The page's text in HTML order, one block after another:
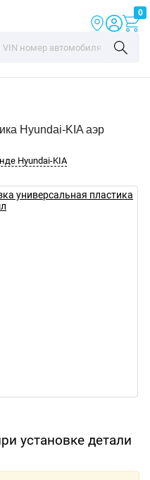
0
Hyundai-KIA аэр
Hyundai-KIA
установке детали